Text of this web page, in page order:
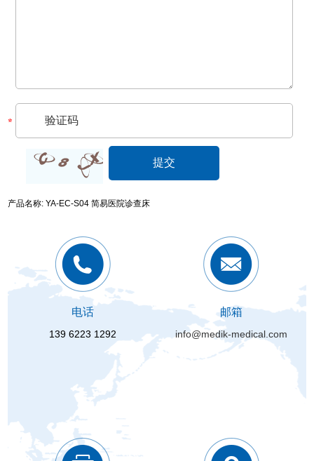
产品名称: YA-EC-S04 简易医院诊查床
电话
139 6223 1292
邮箱
info@medik-medical.com